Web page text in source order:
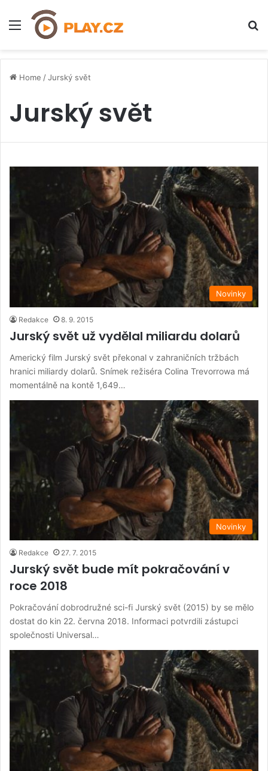
Menu
Home /Jurský svět
Jurský svět
Novinky
Redakce 8. 9. 2015
Jurský svět už vydělal miliardu dolarů
Americký film Jurský svět překonal v zahraničních tržbách
hranici miliardy dolarů. Snímek režiséra Colina Trevorrowa má
momentálně na kontě 1,649…
Novinky
Redakce 27. 7. 2015
Jurský svět bude mít pokračování v
roce 2018
Pokračování dobrodružné sci-fi Jurský svět (2015) by se mělo
dostat do kin 22. června 2018. Informaci potvrdili zástupci
společnosti Universal…